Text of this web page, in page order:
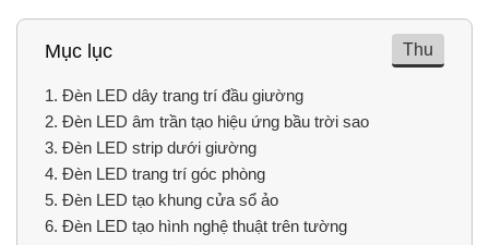
Mục lục Thu
1. Đèn LED dây trang trí đầu giường
2. Đèn LED âm trần tạo hiệu ứng bầu trời sao
3. Đèn LED strip dưới giường
4. Đèn LED trang trí góc phòng
5. Đèn LED tạo khung cửa sổ ảo
6. Đèn LED tạo hình nghệ thuật trên tường